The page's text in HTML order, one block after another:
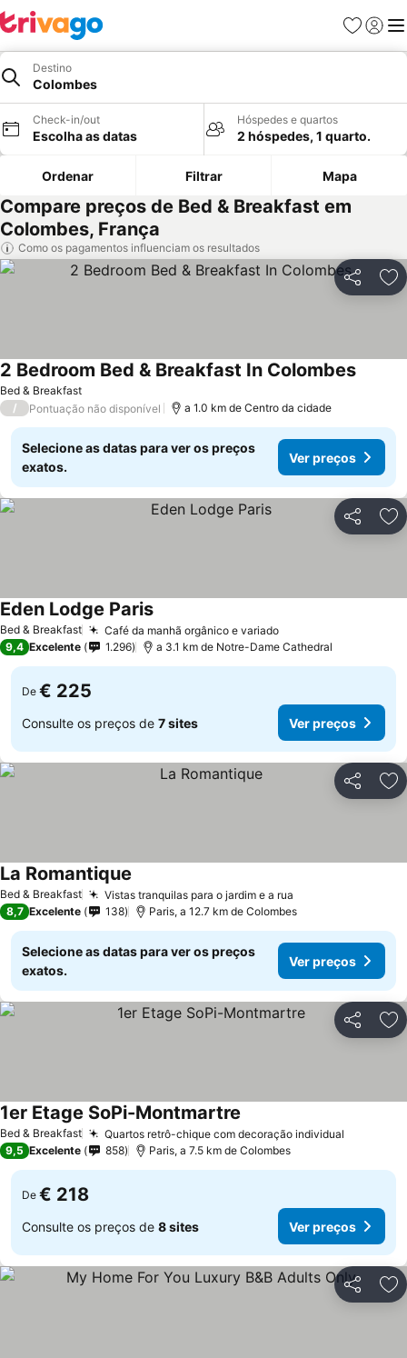
Favoritos
Iniciar
Destino
Colombes
Check-in/out
Escolha as datas
Hóspedes e quartos
2 hóspedes, 1 quarto.
Ordenar Filtrar Mapa
Compare preços de Bed & Breakfast em
Colombes, França
Como os pagamentos influenciam os resultados
Partilhar
Bed & Breakfast
2 Bedroom Bed & Breakfast In Colombes
/ Pontuação não disponível a 1.0 km de Centro da cidade
Selecione as datas para ver os preços
exatos.
Ver preços
Partilhar
Bed & Breakfast Café da manhã orgânico e variado
Eden Lodge Paris
9,4 Excelente 1.296 a 3.1 km de Notre-Dame Cathedral
De € 225
Consulte os preços de 7 sites Ver preços
Partilhar
Bed & Breakfast Vistas tranquilas para o jardim e a rua
La Romantique
8,7 Excelente 138 Paris, a 12.7 km de Colombes
Selecione as datas para ver os preços
exatos.
Ver preços
Partilhar
Bed & Breakfast Quartos retrô-chique com decoração individual
1er Etage SoPi-Montmartre
9,5 Excelente 858 Paris, a 7.5 km de Colombes
De € 218
Consulte os preços de 8 sites Ver preços
Partilhar